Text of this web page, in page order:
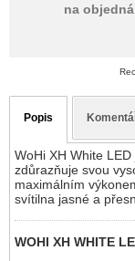
na
Popis
WoHi XH White
zdůrazňuje svou
maximálním
svítilna jasné a
WOHI XH WHITE